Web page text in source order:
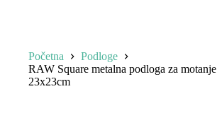
Početna
Podloge
RAW Square metalna podloga za motanje
23x23cm